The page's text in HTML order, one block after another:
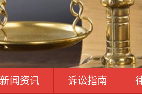
新闻资讯 诉讼指南